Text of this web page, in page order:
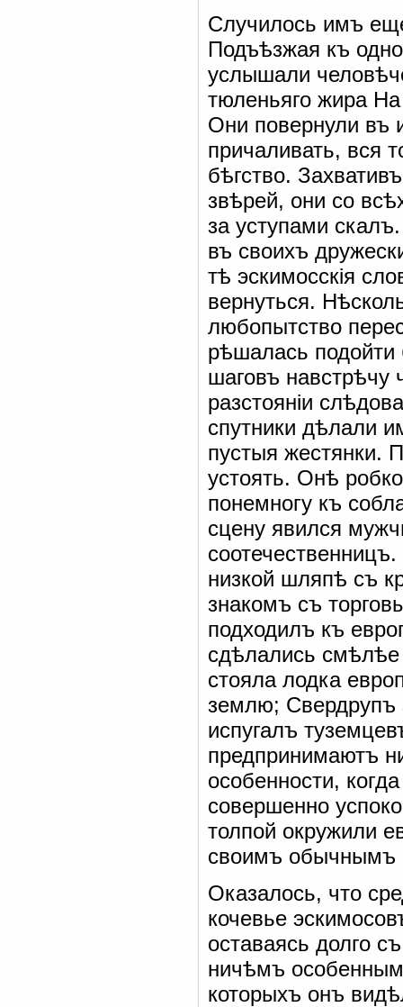
Случилось имъ
Подъѣзжая къ
услышали
тюленьяго жира
Они повернули въ
причаливать, вся
бѣгство.
звѣрей, они со
за уступами
въ своихъ
тѣ эскимосскія
вернуться.
любопытство
рѣшалась
шаговъ навстрѣчу
разстояніи
спутники дѣлали
пустыя жестянки.
устоять. Онѣ
понемногу къ
сцену явился
низкой шляпѣ съ
знакомъ съ
подходилъ къ
сдѣлались смѣлѣе
стояла лодка
землю; Свердрупъ
испугалъ
предпринимаютъ
особенности,
совершенно
толпой окружили
своимъ обычнымъ
Оказалось, что
кочевье
оставаясь долго
ничѣмъ
которыхъ онъ